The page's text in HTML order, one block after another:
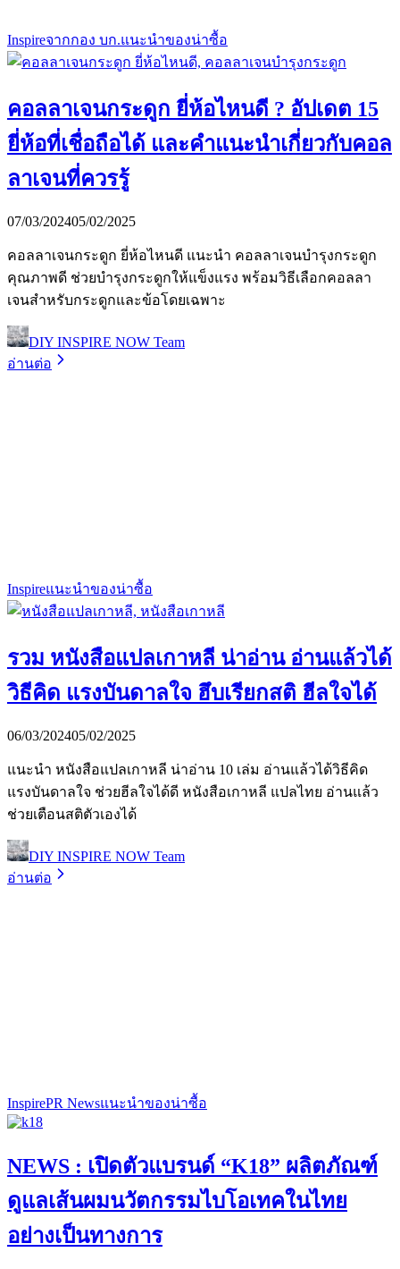
Inspireจากกอง บก.แนะนำของน่าซื้อ
คอลลาเจนกระดูก ยี่ห้อไหนดี ? อัปเดต 15
ยี่ห้อที่เชื่อถือได้ และคำแนะนำเกี่ยวกับคอล
ลาเจนที่ควรรู้
07/03/202405/02/2025
คอลลาเจนกระดูก ยี่ห้อไหนดี แนะนำ คอลลาเจนบำรุงกระดูก
คุณภาพดี ช่วยบำรุงกระดูกให้แข็งแรง พร้อมวิธีเลือกคอลลา
เจนสำหรับกระดูกและข้อโดยเฉพาะ
DIY INSPIRE NOW Team
อ่านต่อ
Inspireแนะนำของน่าซื้อ
รวม หนังสือแปลเกาหลี น่าอ่าน อ่านแล้วได้
วิธีคิด แรงบันดาลใจ ฮึบเรียกสติ ฮีลใจได้
06/03/202405/02/2025
แนะนำ หนังสือแปลเกาหลี น่าอ่าน 10 เล่ม อ่านแล้วได้วิธีคิด
แรงบันดาลใจ ช่วยฮีลใจได้ดี หนังสือเกาหลี แปลไทย อ่านแล้ว
ช่วยเตือนสติตัวเองได้
DIY INSPIRE NOW Team
อ่านต่อ
InspirePR Newsแนะนำของน่าซื้อ
NEWS : เปิดตัวแบรนด์ “K18” ผลิตภัณฑ์
ดูแลเส้นผมนวัตกรรมไบโอเทคในไทย
อย่างเป็นทางการ